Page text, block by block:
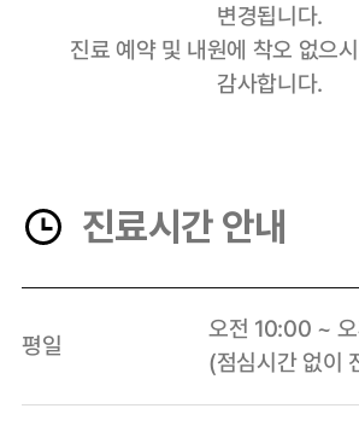
변경됩니다.
진료 예약 및 내원에 착오 없으
감사합니다.
진료시간 안내
평일
오전 10:00 ~
(점심시간 없이